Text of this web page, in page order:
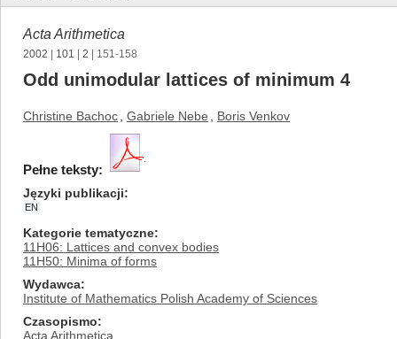
Acta Arithmetica
2002 101 2 | 151-158
Odd unimodular lattices of minimum 4
Christine Bachoc Gabriele Nebe Boris Venkov
Pełne teksty:
Języki publikacji
EN
Kategorie tematyczne
11H06: Lattices and convex bodies
11H50: Minima of forms
Wydawca
Institute of Mathematics Polish Academy of Sciences
Czasopismo
Acta Arithmetica